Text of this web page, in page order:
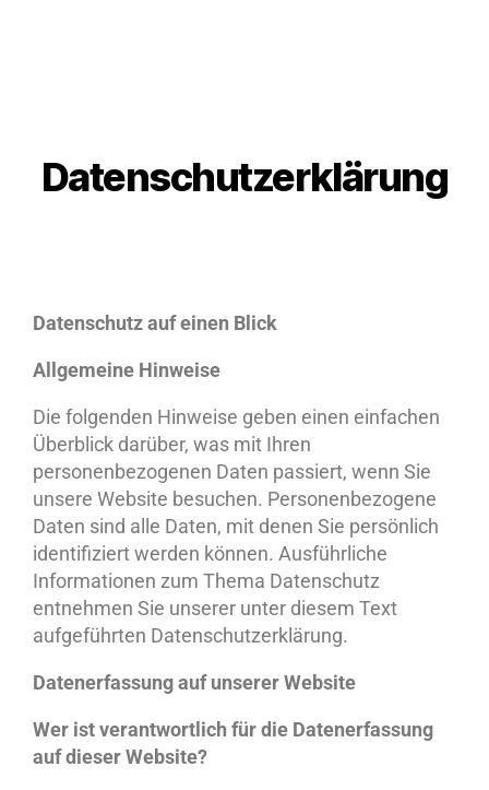
Datenschutzerklärung
Datenschutz auf einen Blick
Allgemeine Hinweise
Die folgenden Hinweise geben einen einfachen
Überblick darüber, was mit Ihren
personenbezogenen Daten passiert, wenn Sie
unsere Website besuchen. Personenbezogene
Daten sind alle Daten, mit denen Sie persönlich
identifiziert werden können. Ausführliche
Informationen zum Thema Datenschutz
entnehmen Sie unserer unter diesem Text
aufgeführten Datenschutzerklärung.
Datenerfassung auf unserer Website
Wer ist verantwortlich für die Datenerfassung
auf dieser Website?